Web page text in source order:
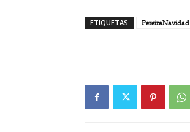
ETIQUETAS PereiraNavidad